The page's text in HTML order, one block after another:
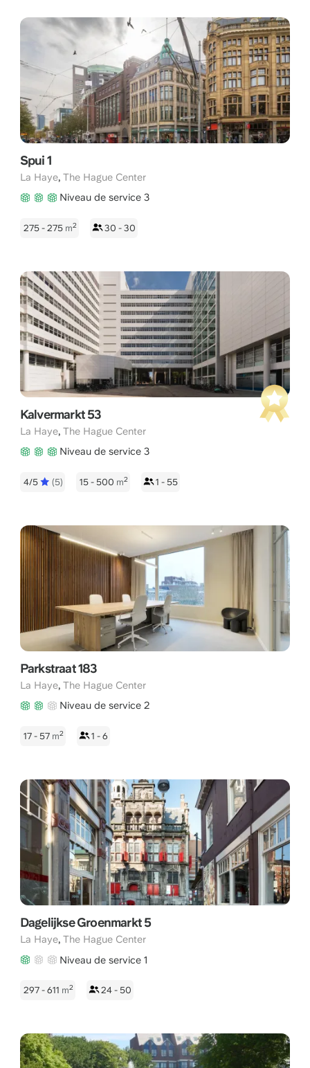
Spui 1
La Haye, The Hague Center
Niveau de service 3
275 - 275 m2 30 - 30
Kalvermarkt 53
La Haye, The Hague Center
Niveau de service 3
4/5 (5) 15 - 500 m2 1 - 55
Parkstraat 183
La Haye, The Hague Center
Niveau de service 2
17 - 57 m2 1 - 6
Dagelijkse Groenmarkt 5
La Haye, The Hague Center
Niveau de service 1
297 - 611 m2 24 - 50